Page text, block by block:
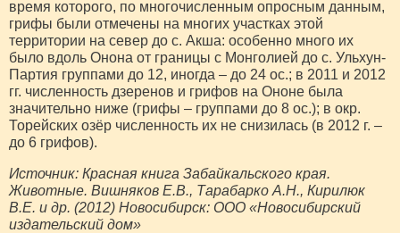
время которого, по многочисленным опросным данным,
грифы были отмечены на многих участках этой
территории на север до с. Акша: особенно много их
было вдоль Онона от границы с Монголией до с. Ульхун-
Партия группами до 12, иногда – до 24 ос.; в 2011 и 2012
гг. численность дзеренов и грифов на Ононе была
значительно ниже (грифы – группами до 8 ос.); в окр.
Торейских озёр численность их не снизилась (в 2012 г. –
до 6 грифов).
Источник: Красная книга Забайкальского края.
Животные. Вишняков Е.В., Тарабарко А.Н., Кирилюк
В.Е. и др. (2012) Новосибирск: ООО «Новосибирский
издательский дом»